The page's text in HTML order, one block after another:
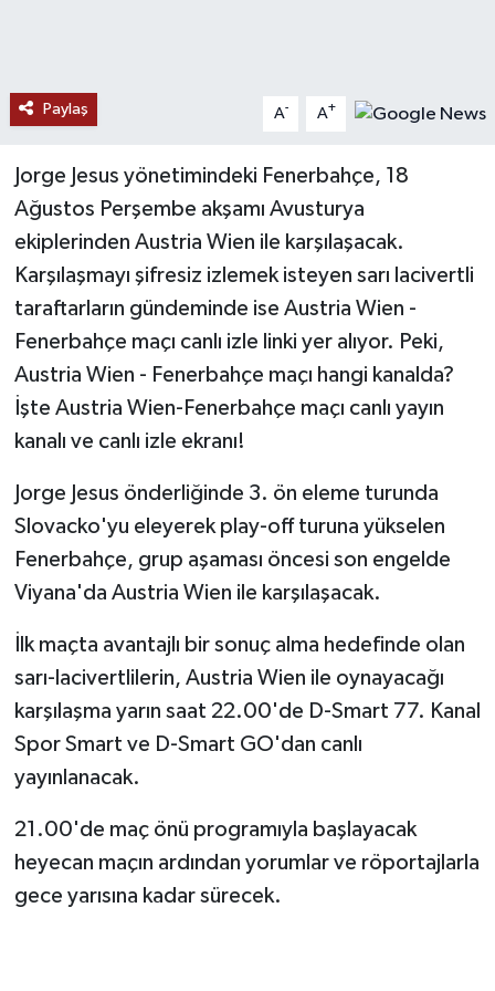
Paylaş A- A+
Jorge Jesus yönetimindeki Fenerbahçe, 18
Ağustos Perşembe akşamı Avusturya
ekiplerinden Austria Wien ile karşılaşacak.
Karşılaşmayı şifresiz izlemek isteyen sarı lacivertli
taraftarların gündeminde ise Austria Wien -
Fenerbahçe maçı canlı izle linki yer alıyor. Peki,
Austria Wien - Fenerbahçe maçı hangi kanalda?
İşte Austria Wien-Fenerbahçe maçı canlı yayın
kanalı ve canlı izle ekranı!
Jorge Jesus önderliğinde 3. ön eleme turunda
Slovacko'yu eleyerek play-off turuna yükselen
Fenerbahçe, grup aşaması öncesi son engelde
Viyana'da Austria Wien ile karşılaşacak.
İlk maçta avantajlı bir sonuç alma hedefinde olan
sarı-lacivertlilerin, Austria Wien ile oynayacağı
karşılaşma yarın saat 22.00'de D-Smart 77. Kanal
Spor Smart ve D-Smart GO'dan canlı
yayınlanacak.
21.00'de maç önü programıyla başlayacak
heyecan maçın ardından yorumlar ve röportajlarla
gece yarısına kadar sürecek.
YAŞAM
KÜLTÜR SANAT